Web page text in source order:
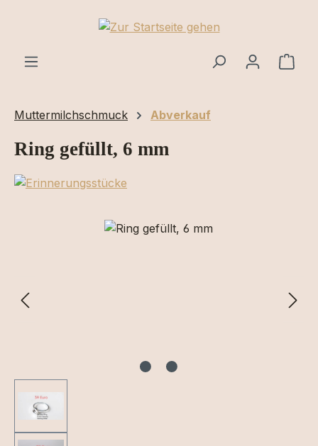
Zum Hauptinhalt springen
Muttermilchschmuck Abverkauf
Ring gefüllt, 6 mm
Bildergalerie überspringen